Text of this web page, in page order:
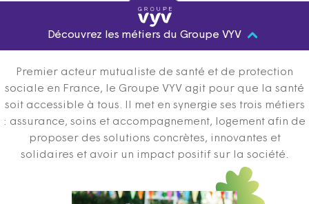
Découvrez les métiers du Groupe VYV
Premier acteur mutualiste de santé et de protection
sociale en France, le Groupe VYV agit pour que la santé
soit accessible à tous. Il met en synergie ses trois métiers
: assurance, soins et accompagnement, logement afin de
proposer des solutions concrètes, innovantes et
solidaires et avoir un impact positif sur la société.